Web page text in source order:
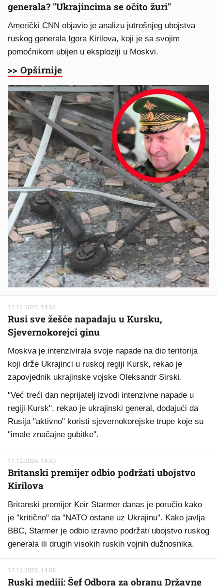
generala? "Ukrajincima se očito žuri"
Američki CNN objavio je analizu jutrošnjeg ubojstva
ruskog generala Igora Kirilova, koji je sa svojim
pomoćnikom ubijen u eksploziji u Moskvi.
>> Opširnije
17.12.2024. 14:53
Rusi sve žešće napadaju u Kursku,
Sjevernokorejci ginu
Moskva je intenzivirala svoje napade na dio teritorija
koji drže Ukrajinci u ruskoj regiji Kursk, rekao je
zapovjednik ukrajinske vojske Oleksandr Sirski.
"Već treći dan neprijatelj izvodi intenzivne napade u
regiji Kursk", rekao je ukrajinski general, dodajući da
Rusija "aktivno" koristi sjevernokorejske trupe koje su
"imale značajne gubitke".
17.12.2024. 14:50
Britanski premijer odbio podržati ubojstvo
Kirilova
Britanski premijer Keir Starmer danas je poručio kako
je "kritično" da "NATO ostane uz Ukrajinu". Kako javlja
BBC, Starmer je odbio izravno podržati ubojstvo ruskog
generala ili drugih visokih ruskih vojnih dužnosnika.
17.12.2024. 14:08
Ruski mediji: Šef Odbora za obranu Državne